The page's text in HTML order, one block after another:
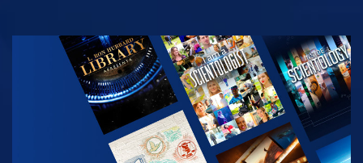
VER
EXPLORAR A
SÉRIE